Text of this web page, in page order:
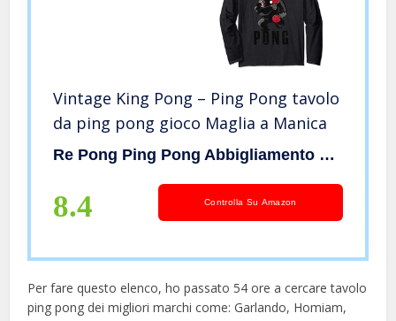
Vintage King Pong – Ping Pong tavolo
da ping pong gioco Maglia a Manica
Re Pong Ping Pong Abbigliamento Regalo
8.4 Controlla Su Amazon
Per fare questo elenco, ho passato 54 ore a cercare tavolo
ping pong dei migliori marchi come: Garlando, Homiam,